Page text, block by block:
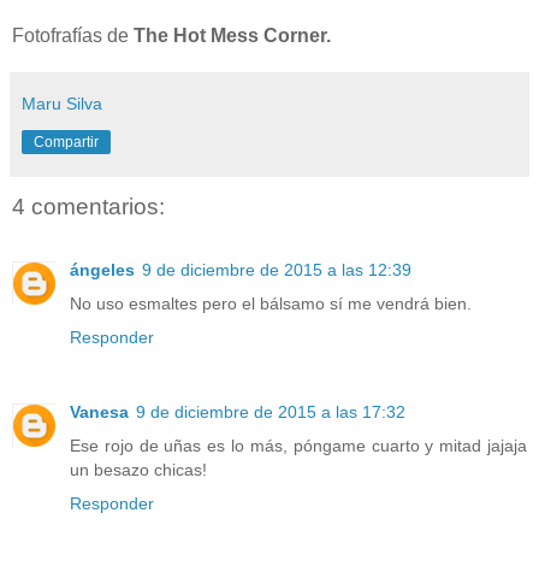
Fotofrafías de The Hot Mess Corner.
Maru Silva
Compartir
4 comentarios:
ángeles 9 de diciembre de 2015 a las 12:39
No uso esmaltes pero el bálsamo sí me vendrá bien.
Responder
Vanesa 9 de diciembre de 2015 a las 17:32
Ese rojo de uñas es lo más, póngame cuarto y mitad jajaja
un besazo chicas!
Responder